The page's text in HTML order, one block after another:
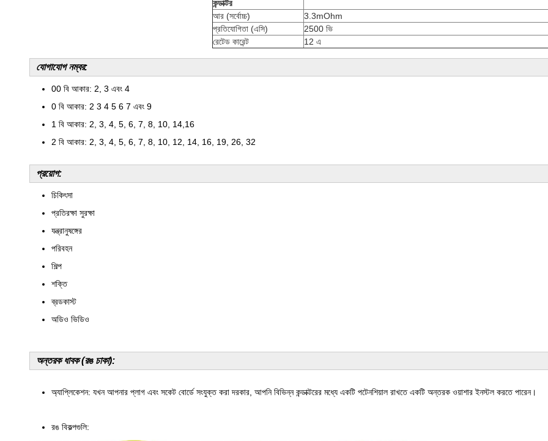
কন্ডাক্টর
আর (সর্বোচ্চ)
3.3mOhm
প্রতিযোগিতা (এসি)
2500 ভি
রেটেড কারেন্ট
12 এ
যোগাযোগ নম্বর:
00 বি আকার: 2, 3 এবং 4
0 বি আকার: 2 3 4 5 6 7 এবং 9
1 বি আকার: 2, 3, 4, 5, 6, 7, 8, 10, 14,16
2 বি আকার: 2, 3, 4, 5, 6, 7, 8, 10, 12, 14, 16, 19, 26, 32
প্রয়োগ:
চিকিৎসা
প্রতিরক্ষা সুরক্ষা
যন্ত্রানুষঙ্গের
পরিবহন
শিল্প
শক্তি
ব্রডকাস্ট
অডিও ভিডিও
অন্তরক ধাবক (রঙ চাকা):
অ্যাপ্লিকেশন: যখন আপনার প্লাগ এবং সকেট বোর্ডে সংযুক্ত করা দরকার, আপনি বিভিন্ন কন্ডাক্টরের মধ্যে একটি পটেনশিয়াল রাখতে একটি অন্তরক ওয়াশার ইনস্টল করতে পারেন।
রঙ বিকল্পগুলি: